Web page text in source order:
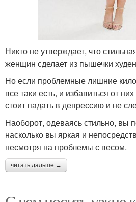
Никто не утверждает, что
женщин сделает из пышечки
Но если проблемные лишние
все таки есть, и избавиться от
стоит падать в депрессию и не
Наоборот, одеваясь стильно, вы
насколько вы яркая и
несмотря на проблемы с весом.
читать дальше →